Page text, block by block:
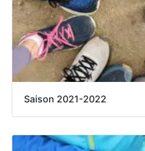
Saison 2021-2022